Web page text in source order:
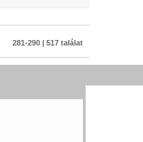
281-290 | 517 találat